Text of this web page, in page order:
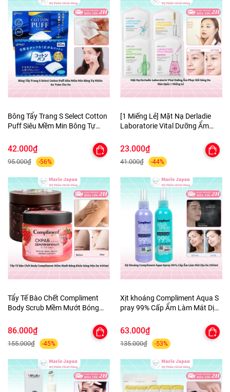
Bông Tẩy Trang S Select Cotton
Puff Siêu Mềm Min Bông Tự
42.000₫
95.000₫ -56%
[1 Miếng Lẻ] Mặt Nạ Derladie
Laboratorie Vital Dưỡng Ẩm
23.000₫
41.000₫ -44%
Tẩy Tế Bào Chết Compliment
Body Scrub Mềm Mướt Bóng
86.000₫
155.000₫ -45%
Xịt khoáng Compliment Aqua S
pray 99% Cấp Ẩm Làm Mát Dịu
63.000₫
135.000₫ -53%